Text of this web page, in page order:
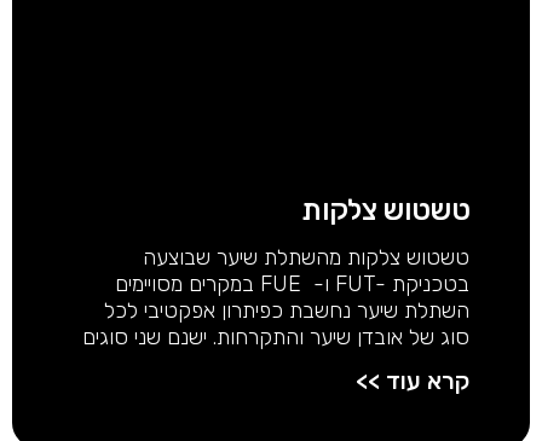
טשטוש צלקות
טשטוש צלקות מהשתלת שיער שבוצעה
בטכניקת -FUT ו- FUE במקרים מסויימים
השתלת שיער נחשבת כפיתרון אפקטיבי לכל
סוג של אובדן שיער והתקרחות. ישנם שני סוגים
קרא עוד >>